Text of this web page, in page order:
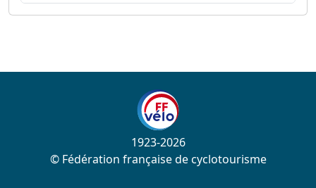
1923-2026
© Fédération française de cyclotourisme